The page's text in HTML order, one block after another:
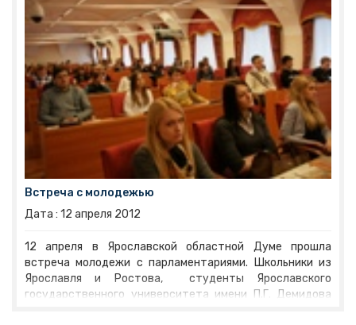
Встреча с молодежью
Дата : 12 апреля 2012
12 апреля в Ярославской областной Думе прошла
встреча молодежи с парламентариями. Школьники из
Ярославля и Ростова, студенты Ярославского
государственного университета имени П.Г. Демидова